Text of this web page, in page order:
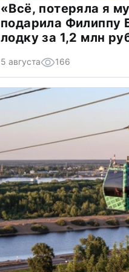
«Всё, потеряла я
подарила Филиппу
лодку за 1,2 млн
5 августа 166